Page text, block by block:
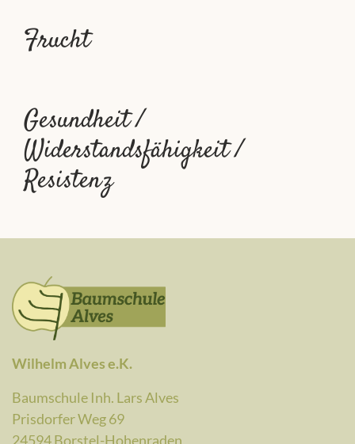
Frucht
Gesundheit /
Widerstandsfähigkeit /
Resistenz
Wilhelm Alves e.K.
Baumschule Inh. Lars Alves
Prisdorfer Weg 69
24594 Borstel-Hohenraden